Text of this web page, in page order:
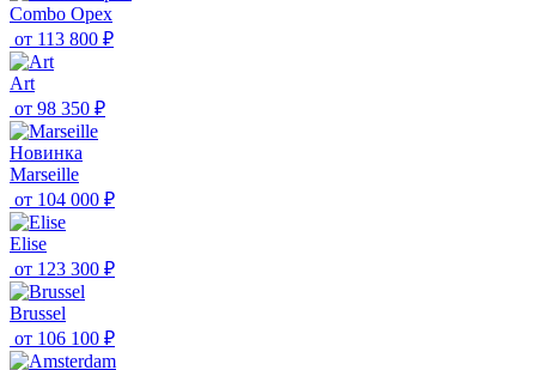
Combo Орех
от 113 800 ₽
Art
от 98 350 ₽
Новинка
Marseille
от 104 000 ₽
Elise
от 123 300 ₽
Brussel
от 106 100 ₽